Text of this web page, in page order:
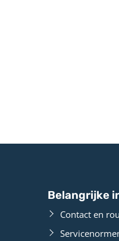
Belangrijke
Contact en